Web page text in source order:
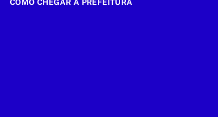
COMO CHEGAR À PREFEITURA